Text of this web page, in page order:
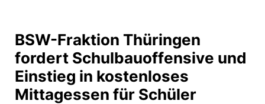
BSW-Fraktion Thüringen
fordert Schulbauoffensive und
Einstieg in kostenloses
Mittagessen für Schüler